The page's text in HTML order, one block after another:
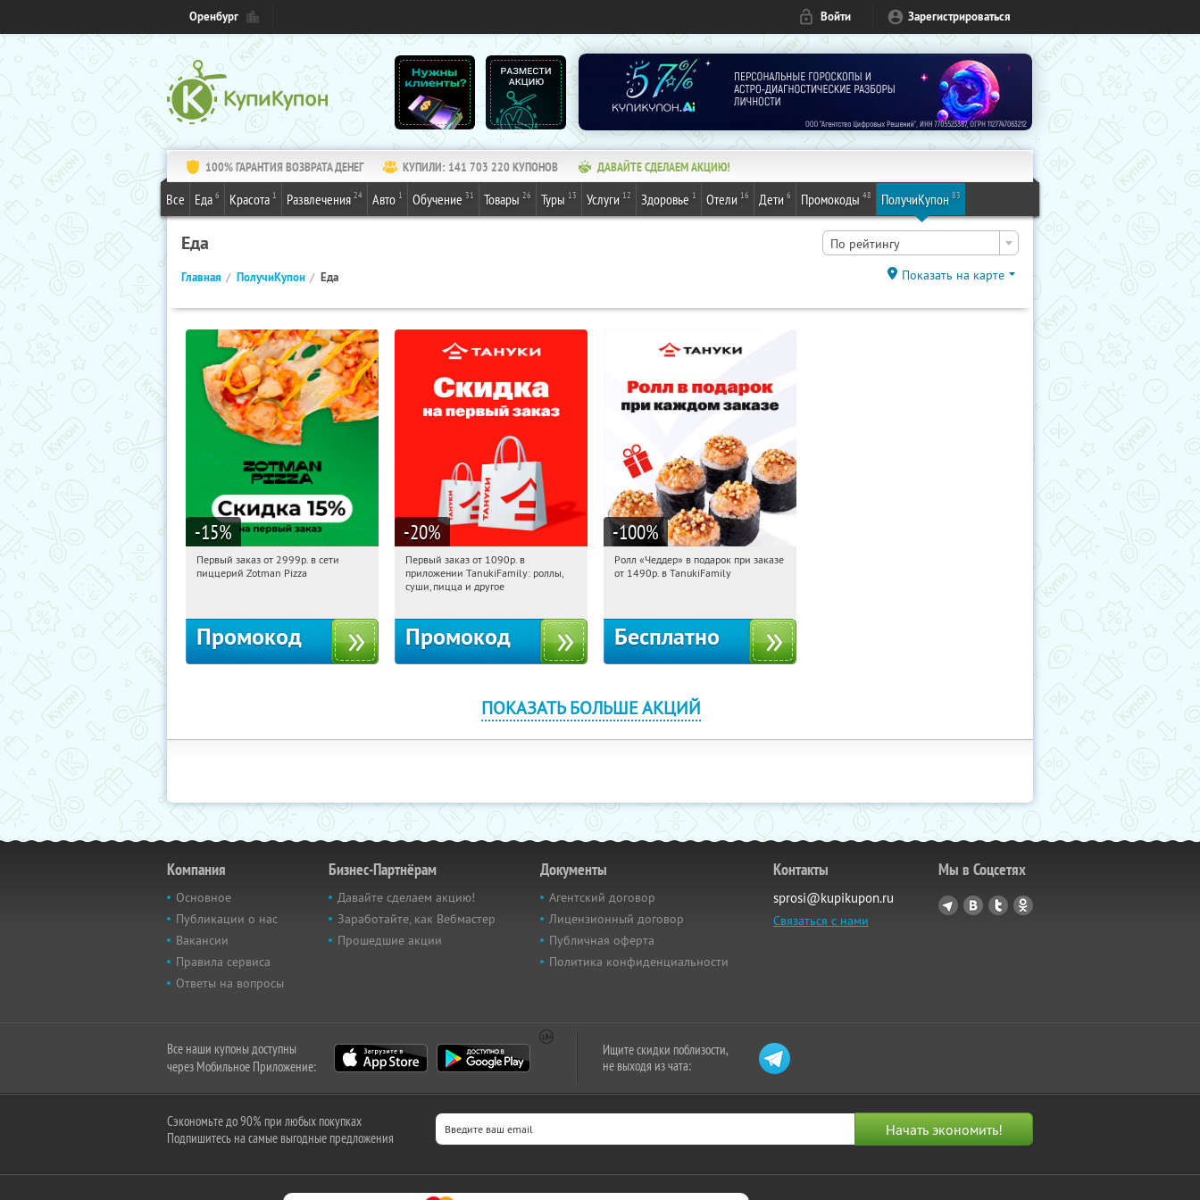
Оренбург Войти Зарегистрироваться
100% ГАРАНТИЯ ВОЗВРАТА ДЕНЕГ КУПИЛИ: 141 703 220КУПОНОВ ДАВАЙТЕ СДЕЛАЕМ АКЦИЮ!
Все Еда 6 Красота 1 Развлечения 24 Авто 1 Обучение 31 Товары 26 Туры 13 Услуги 12 Здоровье 1 Отели 16 Дети 6 Промокоды 48 ПолучиКупон 83
Еда По рейтингу
Главная ПолучиКупон Еда Показать на карте
-15%
06:43:06 Получили:
Первый заказ от 2999р. в сети
пиццерий Zotman Pizza
Промокод
-20%
06:43:06 Получили:
Россия
Первый заказ от 1090р. в
приложении TanukiFamily: роллы,
суши, пицца и другое
Промокод
-100%
06:43:06 Получили:108
Ролл «Чеддер» в подарок при заказе
от 1490р. в TanukiFamily
Бесплатно
ПОКАЗАТЬ БОЛЬШЕ АКЦИЙ
Компания
Основное
Публикации о нас
Вакансии
Правила сервиса
Ответы на вопросы
Бизнес-Партнёрам
Давайте сделаем акцию!
Заработайте, как Вебмастер
Прошедшие акции
Документы
Агентский договор
Лицензионный договор
Публичная оферта
Политика конфиденциальности
Контакты
sprosi@kupikupon.ru
Связаться с нами
Мы в Соцсетях
Все наши купоны доступны
через Мобильное Приложение:
Ищите скидки поблизости,
не выходя из чата:
Сэкономьте до 90% при любых покупках
Подпишитесь на самые выгодные предложения